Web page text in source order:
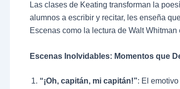
Las clases de Keating transforman la
alumnos a escribir y recitar, les enseña
Escenas como la lectura de Walt
Escenas Inolvidables: Momentos que
“¡Oh, capitán, mi capitán!”: El